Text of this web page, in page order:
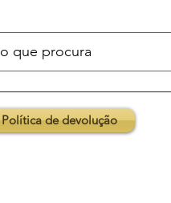
Política de devolução